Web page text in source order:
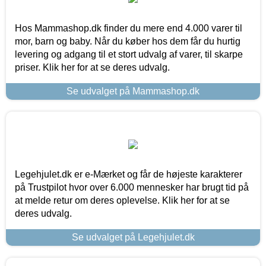
Hos Mammashop.dk finder du mere end 4.000 varer til
mor, barn og baby. Når du køber hos dem får du hurtig
levering og adgang til et stort udvalg af varer, til skarpe
priser. Klik her for at se deres udvalg.
Se udvalget på Mammashop.dk
Legehjulet.dk er e-Mærket og får de højeste karakterer
på Trustpilot hvor over 6.000 mennesker har brugt tid på
at melde retur om deres oplevelse. Klik her for at se
deres udvalg.
Se udvalget på Legehjulet.dk